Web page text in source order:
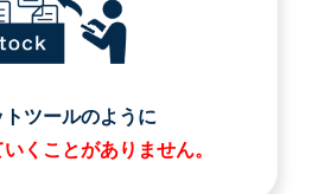
ツールのように
くことがありません。